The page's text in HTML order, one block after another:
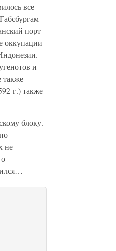
все
порт
оккупации
и
также
г.) также
блоку.
не